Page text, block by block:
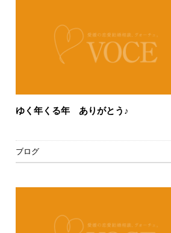
ゆく年くる年 ありがとう♪
ブログ